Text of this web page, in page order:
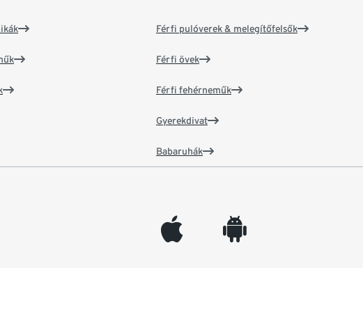
Férfi pulóverek & melegítőfelsők
Férfi övek
Férfi fehérneműk
Gyerekdivat
Babaruhák
appleinc android